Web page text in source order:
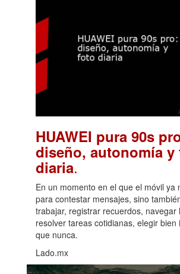
HUAWEI pura 90s
diseño, autonomía y
diaria.
En un momento en el que el móvil ya
para contestar mensajes, sino
trabajar, registrar recuerdos, navegar
resolver tareas cotidianas, elegir bien
que nunca.
Lado.mx